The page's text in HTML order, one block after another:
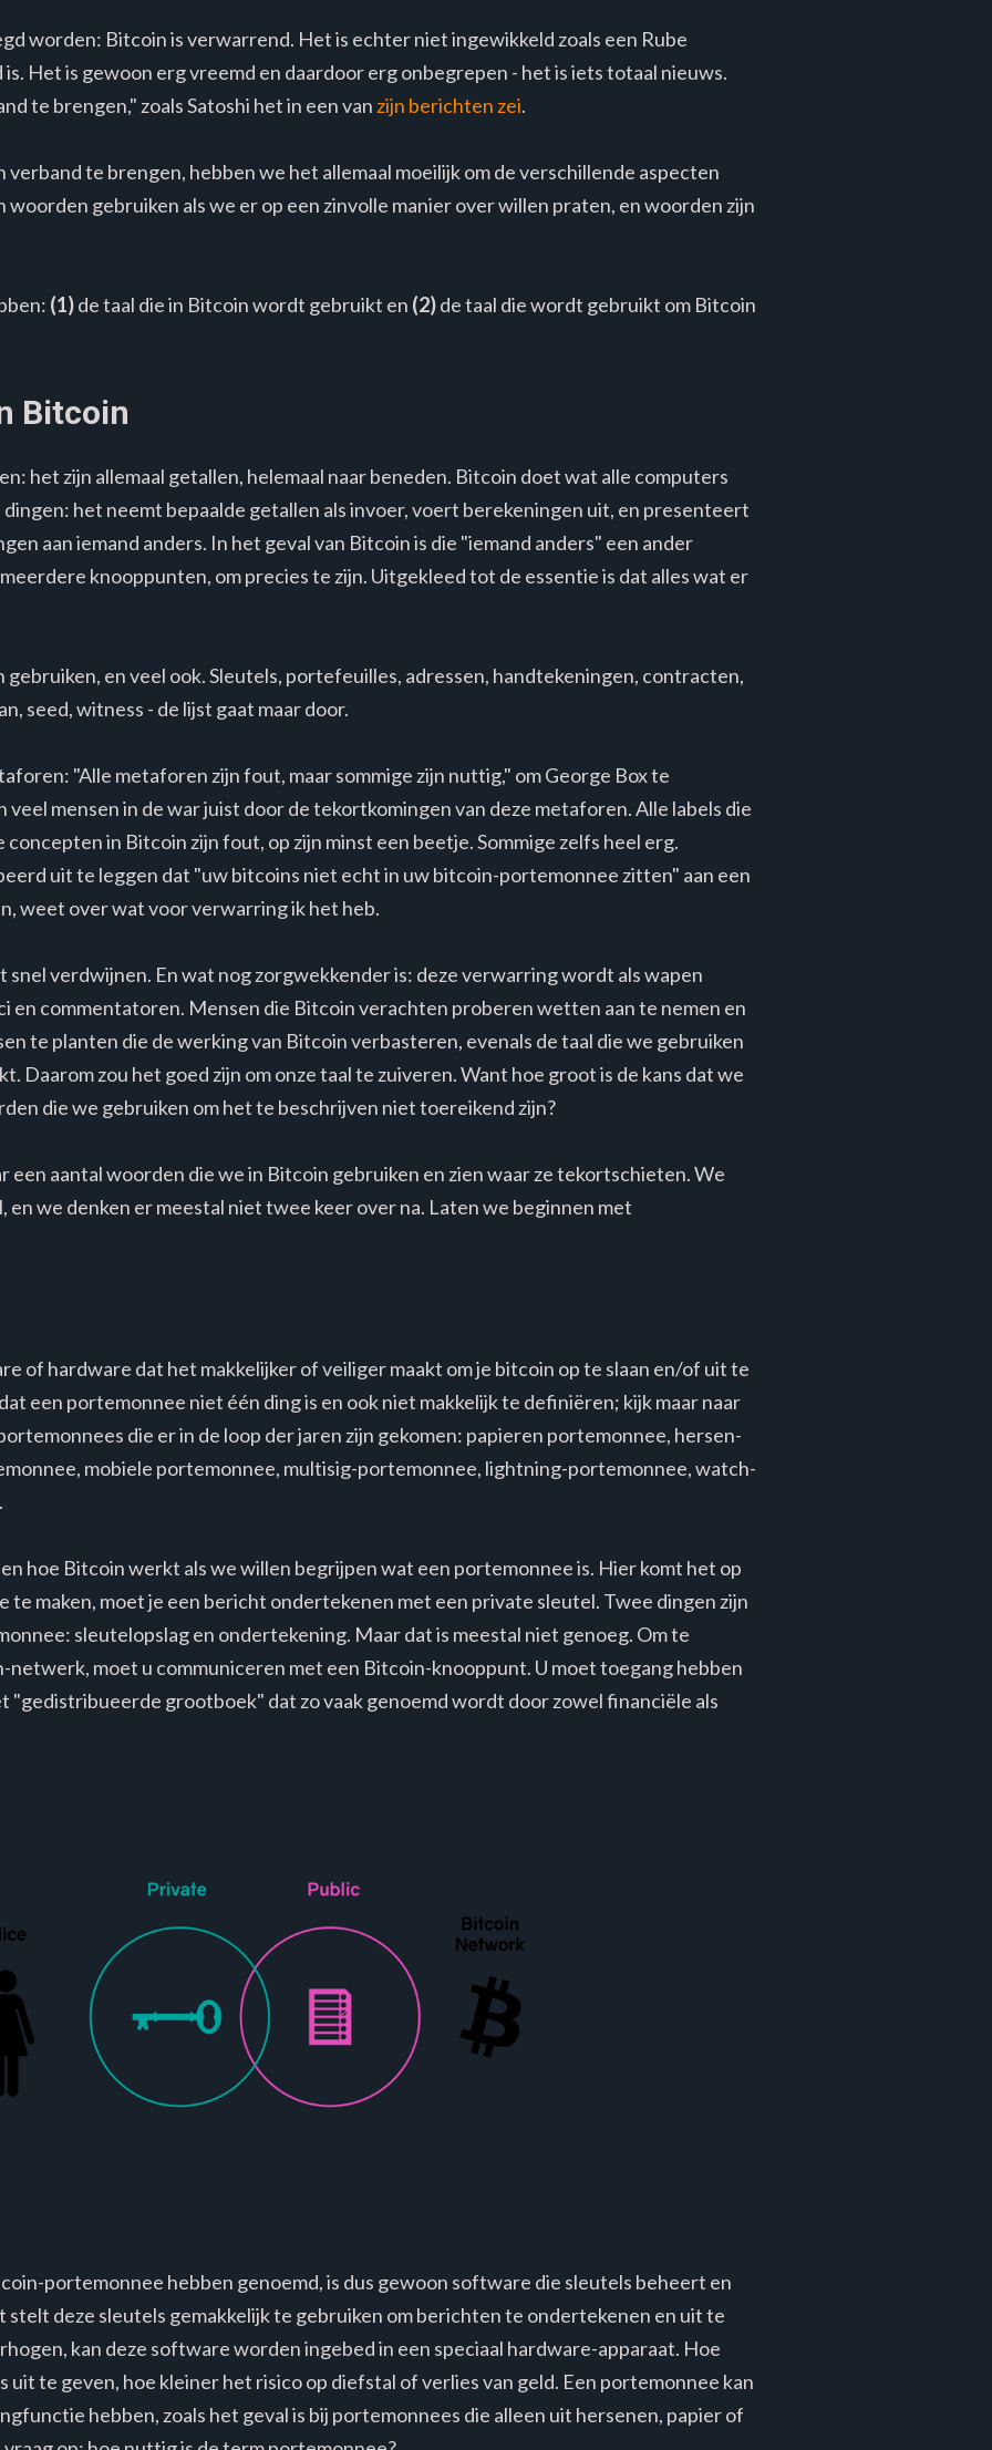
worden: Bitcoin is verwarrend. Het is echter niet ingewikkeld zoals een Rube
Het is gewoon erg vreemd en daardoor erg onbegrepen - het is iets totaal nieuws.
te brengen," zoals Satoshi het in een van zijn berichten zei.
verband te brengen, hebben we het allemaal moeilijk om de verschillende aspecten
gebruiken als we er op een zinvolle manier over willen praten, en woorden zijn
(1)de taal die in Bitcoin wordt gebruikt en (2)de taal die wordt gebruikt om Bitcoin
Bitcoin
het zijn allemaal getallen, helemaal naar beneden. Bitcoin doet wat alle computers
het neemt bepaalde getallen als invoer, voert berekeningen uit, en presenteert
aan iemand anders. In het geval van Bitcoin is die "iemand anders" een ander
knooppunten, om precies te zijn. Uitgekleed tot de essentie is dat alles wat er
en veel ook. Sleutels, portefeuilles, adressen, handtekeningen, contracten,
seed, witness - de lijst gaat maar door.
"Alle metaforen zijn fout, maar sommige zijn nuttig," om George Box te
mensen in de war juist door de tekortkomingen van deze metaforen. Alle labels die
in Bitcoin zijn fout, op zijn minst een beetje. Sommige zelfs heel erg.
uit te leggen dat "uw bitcoins niet echt in uw bitcoin-portemonnee zitten" aan een
weet over wat voor verwarring ik het heb.
snel verdwijnen. En wat nog zorgwekkender is: deze verwarring wordt als wapen
en commentatoren. Mensen die Bitcoin verachten proberen wetten aan te nemen en
te planten die de werking van Bitcoin verbasteren, evenals de taal die we gebruiken
Daarom zou het goed zijn om onze taal te zuiveren. Want hoe groot is de kans dat we
die we gebruiken om het te beschrijven niet toereikend zijn?
een aantal woorden die we in Bitcoin gebruiken en zien waar ze tekortschieten. We
en we denken er meestal niet twee keer over na. Laten we beginnen met
of hardware dat het makkelijker of veiliger maakt om je bitcoin op te slaan en/of uit te
een portemonnee niet één ding is en ook niet makkelijk te definiëren; kijk maar naar
die er in de loop der jaren zijn gekomen: papieren portemonnee, hersen-
mobiele portemonnee, multisig-portemonnee, lightning-portemonnee, watch-
hoe Bitcoin werkt als we willen begrijpen wat een portemonnee is. Hier komt het op
te maken, moet je een bericht ondertekenen met een private sleutel. Twee dingen zijn
sleutelopslag en ondertekening. Maar dat is meestal niet genoeg. Om te
moet u communiceren met een Bitcoin-knooppunt. U moet toegang hebben
"gedistribueerde grootboek" dat zo vaak genoemd wordt door zowel financiële als
portemonnee hebben genoemd, is dus gewoon software die sleutels beheert en
stelt deze sleutels gemakkelijk te gebruiken om berichten te ondertekenen en uit te
kan deze software worden ingebed in een speciaal hardware-apparaat. Hoe
uit te geven, hoe kleiner het risico op diefstal of verlies van geld. Een portemonnee kan
hebben, zoals het geval is bij portemonnees die alleen uit hersenen, papier of